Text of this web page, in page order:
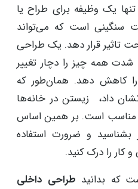
یک وظیفه برای طراح یا
سنگینی است که می‌تواند
تاثیر قرار دهد. یک طراحی
همه چیز را دچار تغییر
کاهش دهد. همان‌طور که
داد، زیستن در خانه‌ها
است. بر همین اساس
و ضرورت استفاده
را درک کنید.
که بدانیدطراحی داخلی